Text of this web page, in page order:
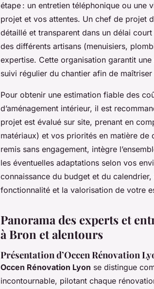
étape : un entretien téléphonique ou
projet et vos attentes. Un chef de projet
détaillé et transparent dans un délai
des différents artisans (menuisiers,
expertise. Cette organisation garantit
suivi régulier du chantier afin de
Pour obtenir une estimation fiable des
d’aménagement intérieur, il est
projet est évalué sur site, prenant en
matériaux) et vos priorités en matière de
remis sans engagement, intègre
les éventuelles adaptations selon vos
connaissance du budget et du
fonctionnalité et la valorisation de votre
Panorama des experts et
à Bron et alentours
Présentation d’Occen Rénovation
Occen Rénovation Lyon se distingue
incontournable, pilotant chaque